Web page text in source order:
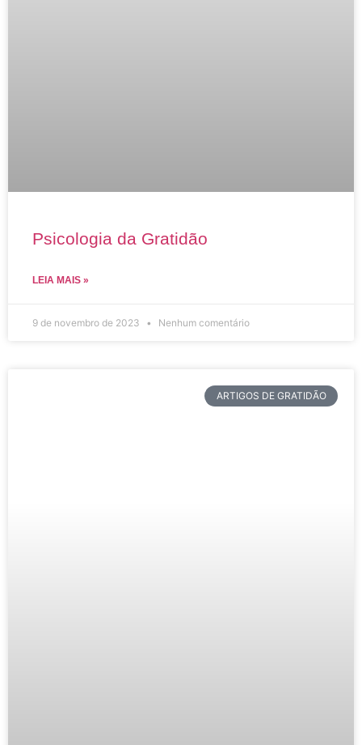
Psicologia da Gratidão
LEIA MAIS »
9 de novembro de 2023 Nenhum comentário
ARTIGOS DE GRATIDÃO